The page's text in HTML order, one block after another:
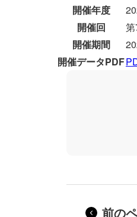
開催年度
開催回
第
開催期間
開催データPDF
前の